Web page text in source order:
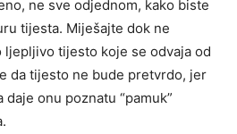
ne sve odjednom, kako biste
tijesta. Miješajte dok ne
ljepljivo tijesto koje se odvaja od
da tijesto ne bude pretvrdo, jer
onu poznatu “pamuk”